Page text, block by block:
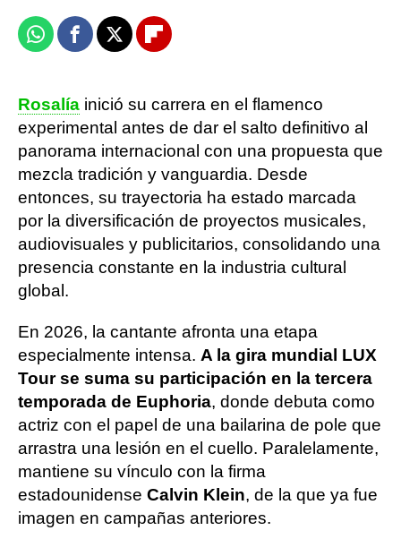
WhatsappFacebook
X Flipboard
Rosalía inició su carrera en el flamenco
experimental antes de dar el salto definitivo al
panorama internacional con una propuesta que
mezcla tradición y vanguardia. Desde
entonces, su trayectoria ha estado marcada
por la diversificación de proyectos musicales,
audiovisuales y publicitarios, consolidando una
presencia constante en la industria cultural
global.
En 2026, la cantante afronta una etapa
especialmente intensa. A la gira mundial LUX
Tour se suma su participación en la tercera
temporada de Euphoria, donde debuta como
actriz con el papel de una bailarina de pole que
arrastra una lesión en el cuello. Paralelamente,
mantiene su vínculo con la firma
estadounidense Calvin Klein, de la que ya fue
imagen en campañas anteriores.